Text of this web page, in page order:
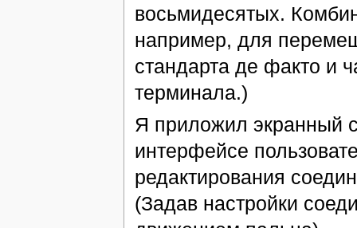
восьмидесятых.
например, для
стандарта де факто и
терминала.)
Я приложил экранный
интерфейсе
редактирования
(Задав настройки